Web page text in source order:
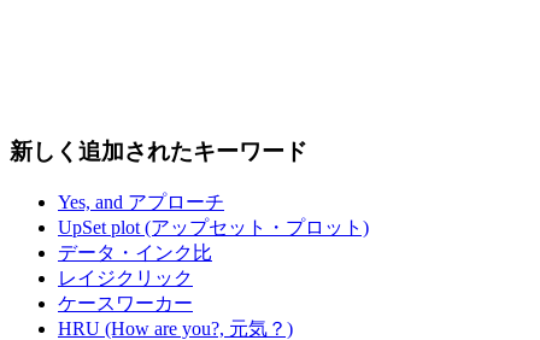
新しく追加されたキーワード
Yes, and アプローチ
UpSet plot (アップセット・プロット)
データ・インク比
レイジクリック
ケースワーカー
HRU (How are you?, 元気？)